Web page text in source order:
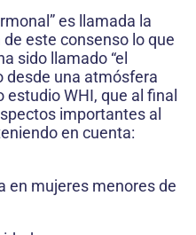
es llamada la
este consenso lo que
sido llamado “el
desde una atmósfera
WHI, que al final
importantes al
en cuenta:
en mujeres menores de